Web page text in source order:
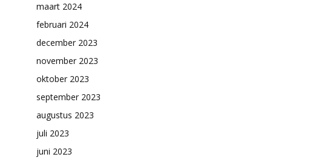
maart 2024
februari 2024
december 2023
november 2023
oktober 2023
september 2023
augustus 2023
juli 2023
juni 2023